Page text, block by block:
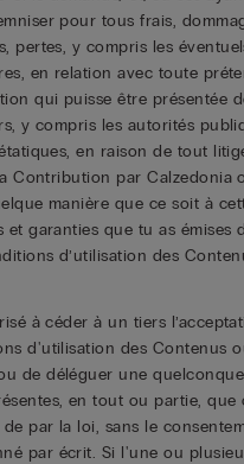
pour tous frais,
pertes, y compris les
en relation avec toute
qui puisse être présentée
y compris les autorités
en raison de tout
Contribution par Calzedonia
manière que ce soit à
et garanties que tu as émises
d’utilisation des
à céder à un tiers
d'utilisation des Contenus
de déléguer une
en tout ou partie, que
par la loi, sans le
par écrit. Si l'une ou